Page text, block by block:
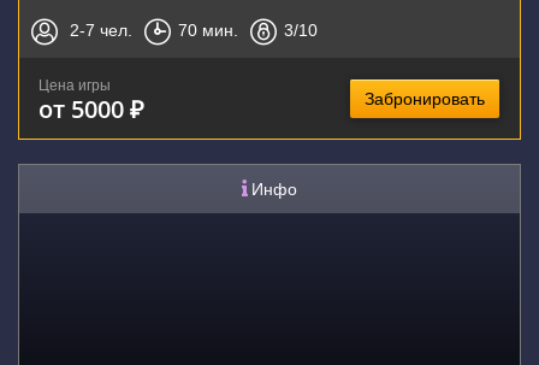
2-7 чел. 70 мин. 3/10
Цена игры
от 5000 ₽ Забронировать
Инфо